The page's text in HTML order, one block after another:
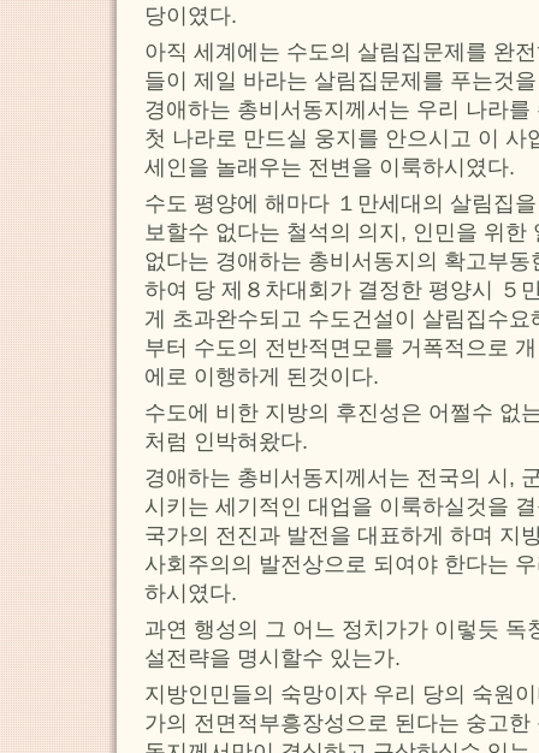
당이였다.
아직 세계에는 수도의 살림집문제를 완
들이 제일 바라는 살림집문제를 푸는것
경애하는 총비서동지께서는 우리 나라
첫 나라로 만드실 웅지를 안으시고 이 사
세인을 놀래우는 전변을 이룩하시였다.
수도 평양에 해마다 １만세대의 살림집
보할수 없다는 철석의 의지, 인민을 위
없다는 경애하는 총비서동지의 확고부
하여 당 제８차대회가 결정한 평양시 ５
게 초과완수되고 수도건설이 살림집수
부터 수도의 전반적면모를 거폭적으로
에로 이행하게 된것이다.
수도에 비한 지방의 후진성은 어쩔수 없
처럼 인박혀왔다.
경애하는 총비서동지께서는 전국의 시,
시키는 세기적인 대업을 이룩하실것을
국가의 전진과 발전을 대표하게 하며 지
사회주의의 발전상으로 되여야 한다는
하시였다.
과연 행성의 그 어느 정치가가 이렇듯 독
설전략을 명시할수 있는가.
지방인민들의 숙망이자 우리 당의 숙원
가의 전면적부흥장성으로 된다는 숭고